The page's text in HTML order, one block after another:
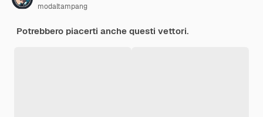
modaltampang
Potrebbero piacerti anche questi vettori.